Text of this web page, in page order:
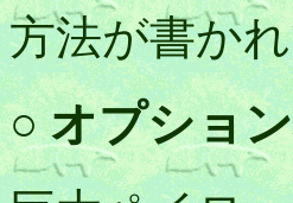
方法が書か
○ オプショ